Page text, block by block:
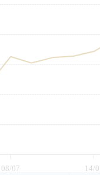
08/07 14/